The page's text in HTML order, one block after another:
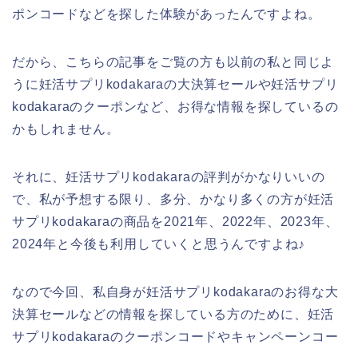
ポンコードなどを探した体験があったんですよね。
だから、こちらの記事をご覧の方も以前の私と同じよ
うに妊活サプリkodakaraの大決算セールや妊活サプリ
kodakaraのクーポンなど、お得な情報を探しているの
かもしれません。
それに、妊活サプリkodakaraの評判がかなりいいの
で、私が予想する限り、多分、かなり多くの方が妊活
サプリkodakaraの商品を2021年、2022年、2023年、
2024年と今後も利用していくと思うんですよね♪
なので今回、私自身が妊活サプリkodakaraのお得な大
決算セールなどの情報を探している方のために、妊活
サプリkodakaraのクーポンコードやキャンペーンコー